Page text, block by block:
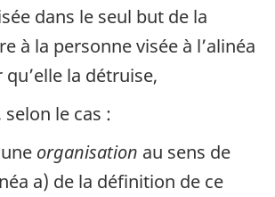
dans le seul but de la
à la personne visée à l’alinéa
qu’elle la détruise,
selon le cas :
une organisation au sens de
a) de la définition de ce